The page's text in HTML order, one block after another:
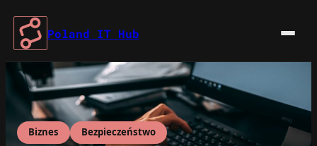
Przejdź
treści
Poland IT Hub
Biznes Bezpieczeństwo